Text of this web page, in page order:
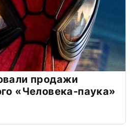
продажи
«Человека-паука»